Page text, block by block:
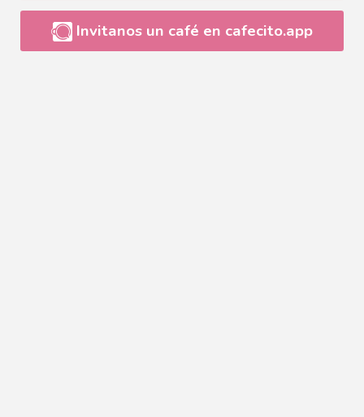
Invitanos un café en cafecito.app